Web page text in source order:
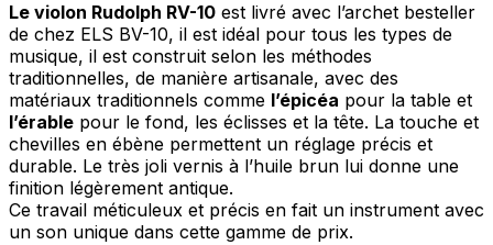
Le violon Rudolph RV-10 est livré avec l’archet besteller
de chez ELS BV-10, il est idéal pour tous les types de
musique, il est construit selon les méthodes
traditionnelles, de manière artisanale, avec des
matériaux traditionnels comme l’épicéa pour la table et
l’érable pour le fond, les éclisses et la tête. La touche et
chevilles en ébène permettent un réglage précis et
durable. Le très joli vernis à l’huile brun lui donne une
finition légèrement antique.
Ce travail méticuleux et précis en fait un instrument avec
un son unique dans cette gamme de prix.